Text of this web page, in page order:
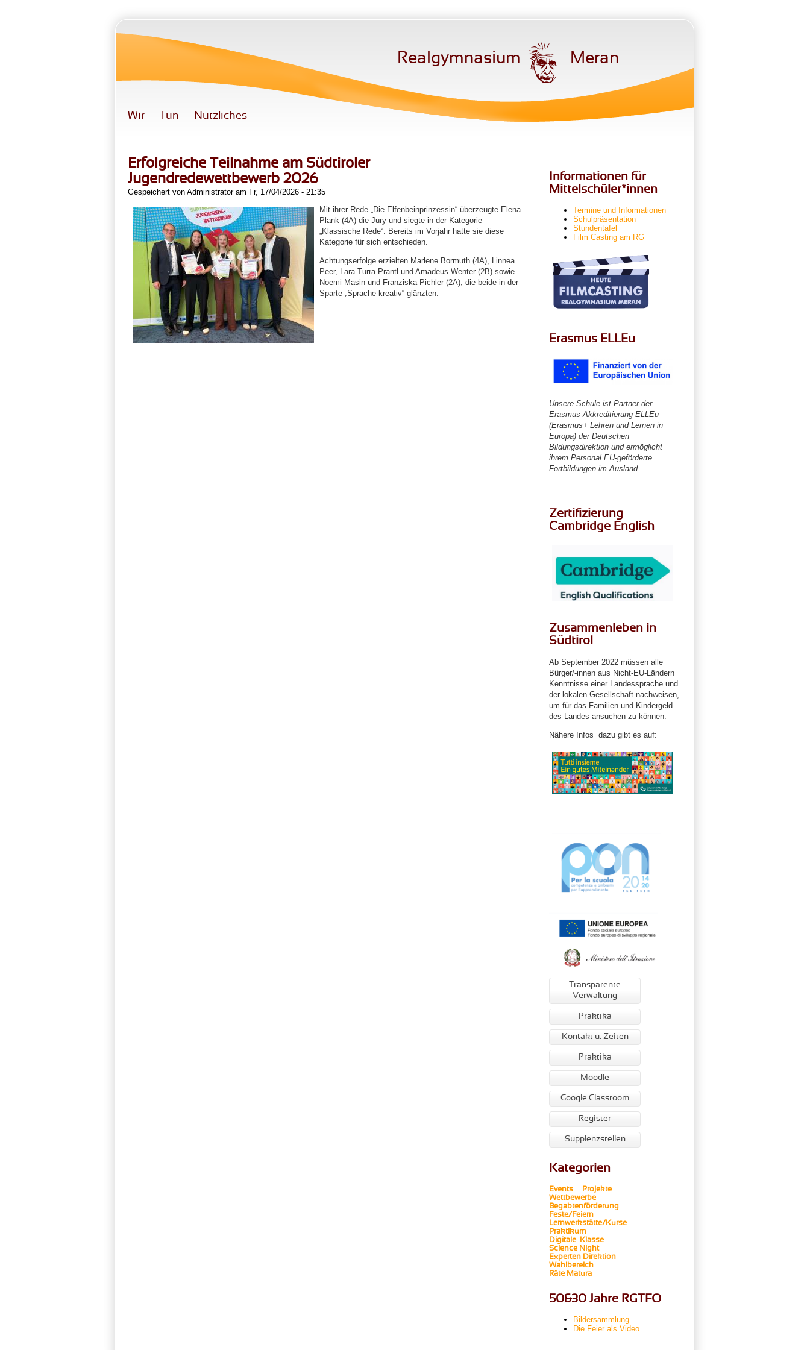
Realgymnasium Meran
Wir Tun Nützliches
Erfolgreiche Teilnahme am Südtiroler
Jugendredewettbewerb 2026
Gespeichert von Administratoram Fr, 17/04/2026 - 21:35
Mit ihrer Rede „Die Elfenbeinprinzessin“ überzeugte Elena
Plank (4A) die Jury und siegte in der Kategorie
„Klassische Rede“. Bereits im Vorjahr hatte sie diese
Kategorie für sich entschieden.
Achtungserfolge erzielten Marlene Bormuth (4A), Linnea
Peer, Lara Turra Prantl und Amadeus Wenter (2B) sowie
Noemi Masin und Franziska Pichler (2A), die beide in der
Sparte „Sprache kreativ“ glänzten.
Informationen für
Mittelschüler*innen
Termine und Informationen
Schulpräsentation
Stundentafel
Film Casting am RG
Erasmus ELLEu
Unsere Schule ist Partner der
Erasmus-Akkreditierung ELLEu
(Erasmus+ Lehren und Lernen in
Europa) der Deutschen
Bildungsdirektion und ermöglicht
ihrem Personal EU-geförderte
Fortbildungen im Ausland.
Zertifizierung
Cambridge English
Zusammenleben in
Südtirol
Ab September 2022 müssen alle
Bürger/-innen aus Nicht-EU-Ländern
Kenntnisse einer Landessprache und
der lokalen Gesellschaft nachweisen,
um für das Familien und Kindergeld
des Landes ansuchen zu können.
Nähere Infos dazu gibt es auf:
Transparente
Verwaltung
Praktika
Kontakt u. Zeiten
Praktika
Moodle
Google Classroom
Register
Supplenzstellen
Kategorien
Events
Projekte
Wettbewerbe
Begabtenförderung
Feste/Feiern
Lernwerkstätte/Kurse
Praktikum
Digitale Klasse
Science Night
Experten Direktion
Wahlbereich
Räte Matura
50&30 Jahre RGTFO
Bildersammlung
Die Feier als Video